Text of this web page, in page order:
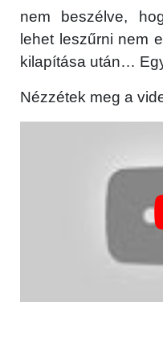
nem beszélve,
lehet leszűrni nem
kilapítása után…
Nézzétek meg a